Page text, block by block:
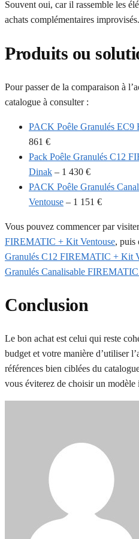
Souvent oui, car il rassemble les
achats complémentaires improvisés.
Produits ou
Pour passer de la comparaison à
catalogue à consulter :
PACK Poêle Granulés
861 €
Pack Poêle Granulés C12
Dinak – 1 430 €
PACK Poêle Granulés
Ventouse – 1 151 €
Vous pouvez commencer par
FIREMATIC + Kit Ventouse, puis
Granulés C12 FIREMATIC + Kit
Granulés Canalisable
Conclusion
Le bon achat est celui qui reste
budget et votre manière d’utiliser
références bien ciblées du
vous éviterez de choisir un modèle